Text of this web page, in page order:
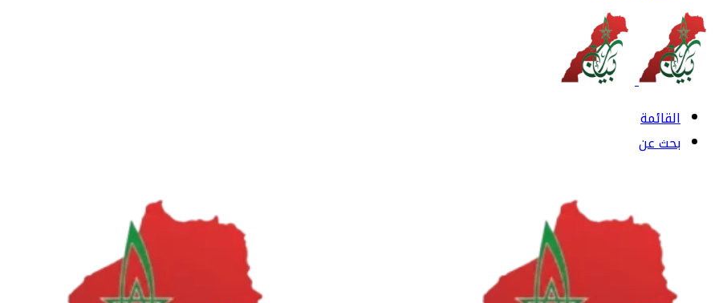
القائمة
بحث عن